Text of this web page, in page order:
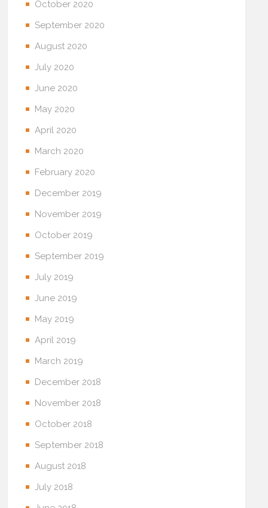
October 2020
September 2020
August 2020
July 2020
June 2020
May 2020
April 2020
March 2020
February 2020
December 2019
November 2019
October 2019
September 2019
July 2019
June 2019
May 2019
April 2019
March 2019
December 2018
November 2018
October 2018
September 2018
August 2018
July 2018